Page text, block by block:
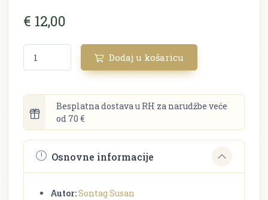
€ 12,00
Dodaj u košaricu
Besplatna dostava u RH za narudžbe veće
od 70 €
Osnovne informacije
Autor:Sontag Susan